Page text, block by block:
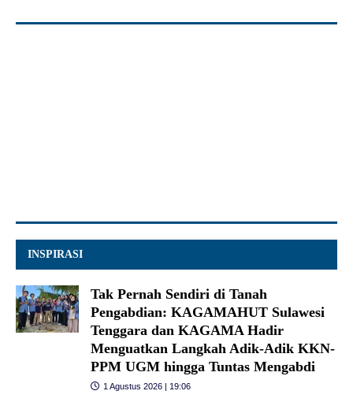
INSPIRASI
Tak Pernah Sendiri di Tanah
Pengabdian: KAGAMAHUT Sulawesi
Tenggara dan KAGAMA Hadir
Menguatkan Langkah Adik-Adik KKN-
PPM UGM hingga Tuntas Mengabdi
1 Agustus 2026 | 19:06